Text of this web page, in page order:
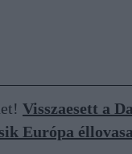
Visszaesett a
Európa